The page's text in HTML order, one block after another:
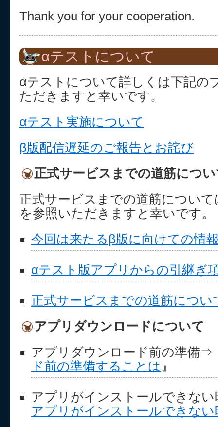
Thank you for your cooperation.
αテストについて
αテストについて詳しくは下記の
ただきますと幸いです。
αテスト実施について
β版配信遅延のご報告とお詫び
正式サービスまでの道筋につ
正式サービスまでの道筋につい
を参照いただきますと幸いです。
今回は来たるβ版に向けての情
αテスト版アプリからの引継ぎ
正式サービスまでの道筋につい
アプリダウンロードについて
アプリダウンロード前の準備⇒
ド前の準備することは 』
アプリがインストールできな
アプリがインストールできない